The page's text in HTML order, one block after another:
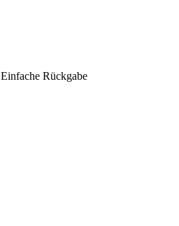
Einfache Rückgabe